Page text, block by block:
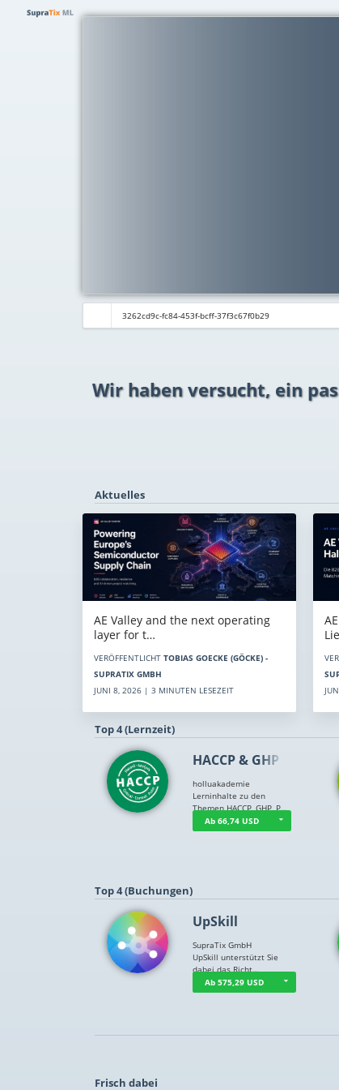
Wir haben versucht, ein
Aktuelles
AE Valley and the next operating
layer for t…
VERÖFFENTLICHT TOBIAS GOECKE (GÖCKE) -
SUPRATIX GMBH
JUNI 8, 2026 | 3 MINUTEN LESEZEIT
Top 4 (Lernzeit)
HACCP & GHP
holluakademie
Lerninhalte zu den
Themen HACCP, GHP, P…
Ab 66,74 USD
Top 4 (Buchungen)
UpSkill
SupraTix GmbH
UpSkill unterstützt Sie
dabei das Richt…
Ab 575,29 USD
Frisch dabei